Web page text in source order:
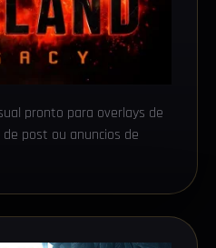
pronto para overlays de
post ou anuncios de